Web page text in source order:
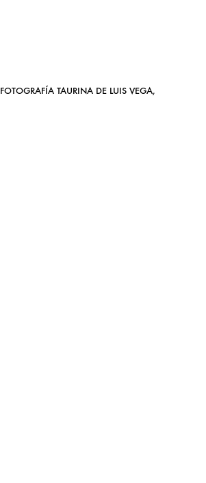
FOTOGRAFÍA TAURINA DE LUIS VEGA,